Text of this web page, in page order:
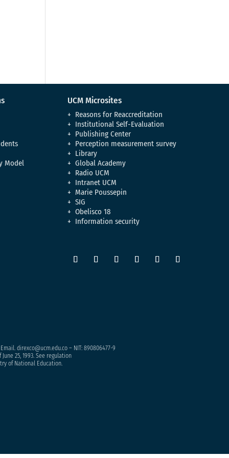
Model
UCM Microsites
Reasons for Reaccreditation
Institutional Self-Evaluation
Publishing Center
Perception measurement survey
Library
Global Academy
Radio UCM
Intranet UCM
Marie Poussepin
SIG
Obelisco 18
Information security
Email. direxco@ucm.edu.co – NIT: 890806477-9
25, 1993. See regulation
of National Education.